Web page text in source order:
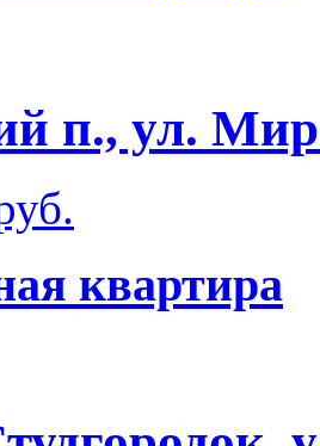
п., ул.
квартира